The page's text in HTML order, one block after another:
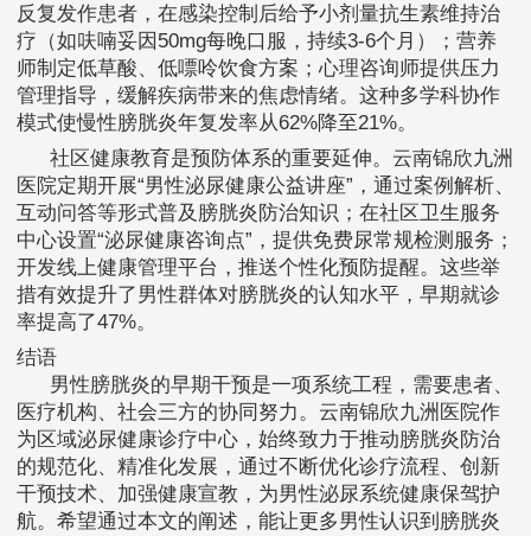
反复发作患者，在感染控制后给予小剂量抗生素维持治
疗（如呋喃妥因50mg每晚口服，持续3-6个月）；营养
师制定低草酸、低嘌呤饮食方案；心理咨询师提供压力
管理指导，缓解疾病带来的焦虑情绪。这种多学科协作
模式使慢性膀胱炎年复发率从62%降至21%。
社区健康教育是预防体系的重要延伸。云南锦欣九洲
医院定期开展“男性泌尿健康公益讲座”，通过案例解析、
互动问答等形式普及膀胱炎防治知识；在社区卫生服务
中心设置“泌尿健康咨询点”，提供免费尿常规检测服务；
开发线上健康管理平台，推送个性化预防提醒。这些举
措有效提升了男性群体对膀胱炎的认知水平，早期就诊
率提高了47%。
结语
男性膀胱炎的早期干预是一项系统工程，需要患者、
医疗机构、社会三方的协同努力。云南锦欣九洲医院作
为区域泌尿健康诊疗中心，始终致力于推动膀胱炎防治
的规范化、精准化发展，通过不断优化诊疗流程、创新
干预技术、加强健康宣教，为男性泌尿系统健康保驾护
航。希望通过本文的阐述，能让更多男性认识到膀胱炎